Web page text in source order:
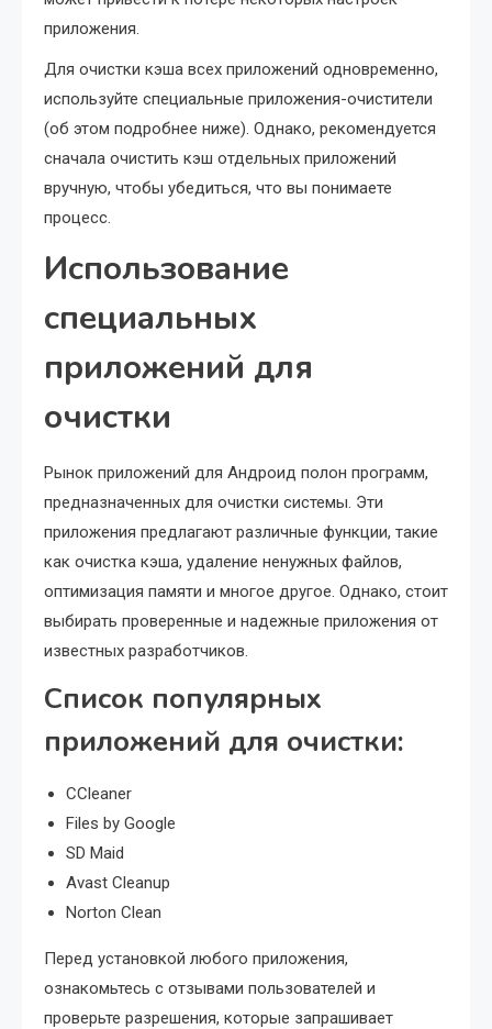
приложения.
Для очистки кэша всех приложений одновременно,
используйте специальные приложения-очистители
(об этом подробнее ниже). Однако, рекомендуется
сначала очистить кэш отдельных приложений
вручную, чтобы убедиться, что вы понимаете
процесс.
Использование
специальных
приложений для
очистки
Рынок приложений для Андроид полон программ,
предназначенных для очистки системы. Эти
приложения предлагают различные функции, такие
как очистка кэша, удаление ненужных файлов,
оптимизация памяти и многое другое. Однако, стоит
выбирать проверенные и надежные приложения от
известных разработчиков.
Список популярных
приложений для очистки:
CCleaner
Files by Google
SD Maid
Avast Cleanup
Norton Clean
Перед установкой любого приложения,
ознакомьтесь с отзывами пользователей и
проверьте разрешения, которые запрашивает